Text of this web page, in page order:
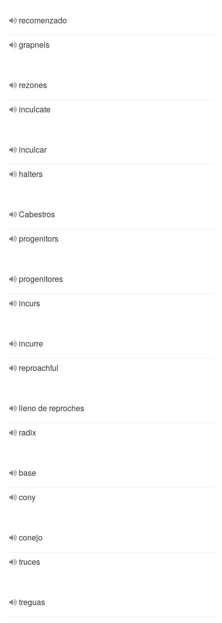
recomenzado
grapnels
rezones
inculcate
inculcar
halters
Cabestros
progenitors
progenitores
incurs
incurre
reproachful
lleno de reproches
radix
base
cony
conejo
truces
treguas